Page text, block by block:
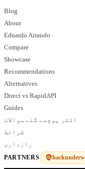
Blog
About
Eduardo Airaudo
Compare
Showcase
Recommendations
Alternatives
Direct vs RapidAPI
Guides
اکثر پوچھے گئے سوالات
شرائط
رازداری
PARTNERS